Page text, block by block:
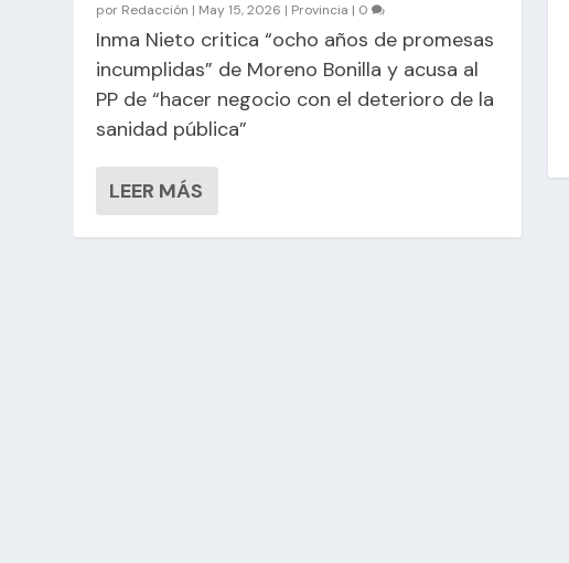
por Redacción | May 15, 2026 | Provincia | 0
Inma Nieto critica “ocho años de promesas
incumplidas” de Moreno Bonilla y acusa al
PP de “hacer negocio con el deterioro de la
sanidad pública”
LEER MÁS